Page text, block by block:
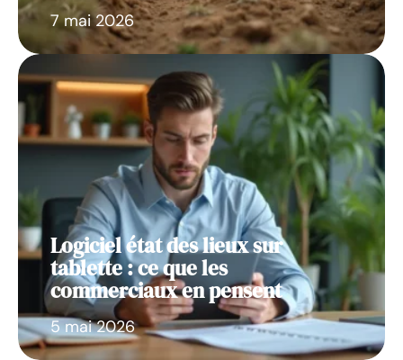
7 mai 2026
Logiciel état des lieux sur
tablette : ce que les
commerciaux en pensent
5 mai 2026